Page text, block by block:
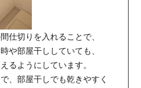
仕切りを入れることで、
や部屋干ししていても、
るようにしています。
、部屋干しでも乾きやすく